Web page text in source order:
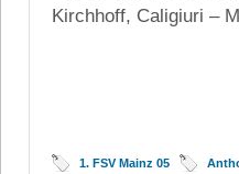
Kirchhoff, Caligiuri –
1. FSV Mainz 05